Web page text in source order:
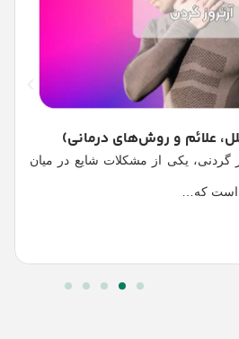
و روش‌های درمانی)
یکی از مشکلات شایع در میان